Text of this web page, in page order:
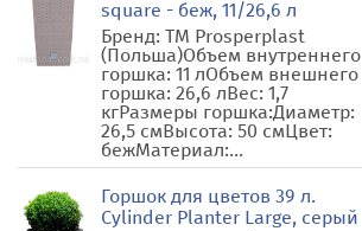
square - беж, 11/26,6 л
Бренд: TM Prosperplast
(Польша)Объем внутреннего
горшка: 11 лОбъем внешнего
горшка: 26,6 лВес: 1,7
кгРазмеры горшка:Диаметр:
26,5 смВысота: 50 смЦвет:
бежМатериал:...
Горшок для цветов 39 л.
Cylinder Planter Large, серый